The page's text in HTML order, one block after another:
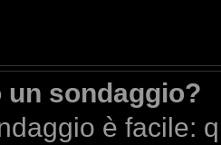
un sondaggio?
è facile: